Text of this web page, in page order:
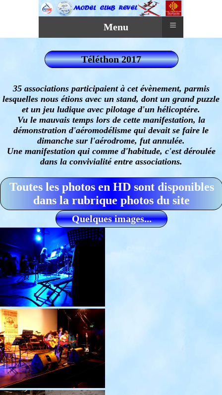
Menu ≡
Téléthon 2017
35 associations participaient à cet évènement, parmis
lesquelles nous étions avec un stand, dont un grand puzzle
et un jeu ludique avec pilotage d'un hélicoptére.
Vu le mauvais temps lors de cette manifestation, la
démonstration d'aéromodélisme qui devait se faire le
dimanche sur l'aérodrome, fut annulée.
Une manifestation qui comme d'habitude, c'est déroulée
dans la convivialité entre associations.
Toutes les photos en HD sont disponibles
dans la rubrique photos du site
Quelques images...